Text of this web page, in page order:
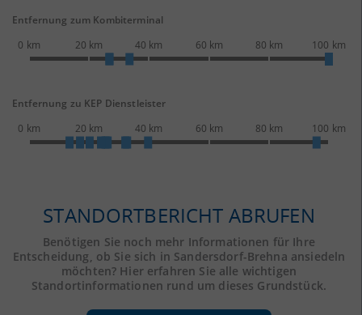
Entfernung zum Kombiterminal
0 km
20 km 40 km 60 km 80 km 100 km
Entfernung zu KEP Dienstleister
0 km
20 km 40 km 60 km 80 km 100 km
STANDORTBERICHT ABRUFEN
Benötigen Sie noch mehr Informationen für Ihre
Entscheidung, ob Sie sich in Sandersdorf-Brehna ansiedeln
möchten? Hier erfahren Sie alle wichtigen
Standortinformationen rund um dieses Grundstück.